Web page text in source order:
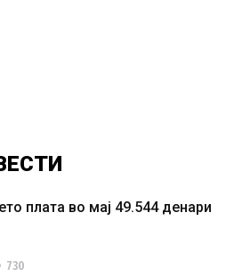
плата во мај 49.544 денари
730